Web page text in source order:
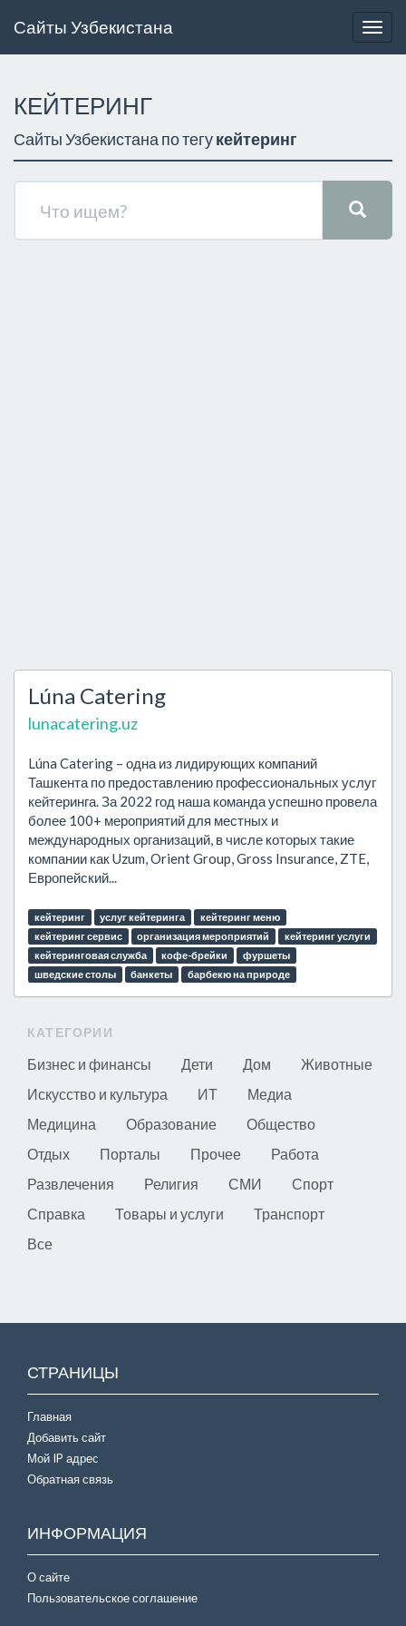
Сайты Узбекистана
КЕЙТЕРИНГ
Сайты Узбекистана по тегукейтеринг
Lúna Catering
lunacatering.uz
Lúna Catering – одна из лидирующих компаний
Ташкента по предоставлению профессиональных услуг
кейтеринга. За 2022 год наша команда успешно провела
более 100+ мероприятий для местных и
международных организаций, в числе которых такие
компании как Uzum, Orient Group, Gross Insurance, ZTE,
Европейский...
кейтеринг услуг кейтеринга
кейтеринг меню
кейтеринг сервис
организация мероприятий
кейтеринг услуги
кейтеринговая служба
кофе-брейки
фуршеты
шведские столы
банкеты барбекю на природе
КАТЕГОРИИ
Бизнес и финансы Дети Дом
Животные
Искусство и культура
ИТ
Медиа
Медицина
Образование
Общество
Отдых
Порталы Прочее
Работа
Развлечения
Религия СМИ
Спорт
Справка
Товары и услуги
Транспорт
Все
СТРАНИЦЫ
Главная
Добавить сайт
Мой IP адрес
Обратная связь
ИНФОРМАЦИЯ
О сайте
Пользовательское соглашение